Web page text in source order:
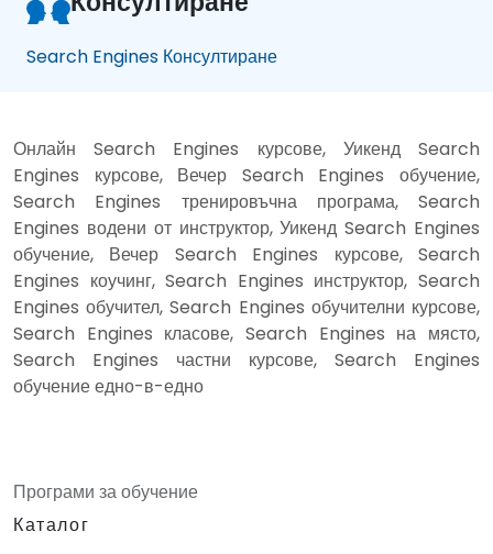
Search Engines Консултиране
Онлайн Search Engines курсове, Уикенд Search
Engines курсове, Вечер Search Engines обучение,
Search Engines тренировъчна програма, Search
Engines водени от инструктор, Уикенд Search Engines
обучение, Вечер Search Engines курсове, Search
Engines коучинг, Search Engines инструктор, Search
Engines обучител, Search Engines обучителни курсове,
Search Engines класове, Search Engines на място,
Search Engines частни курсове, Search Engines
обучение едно-в-едно
Програми за обучение
Каталог